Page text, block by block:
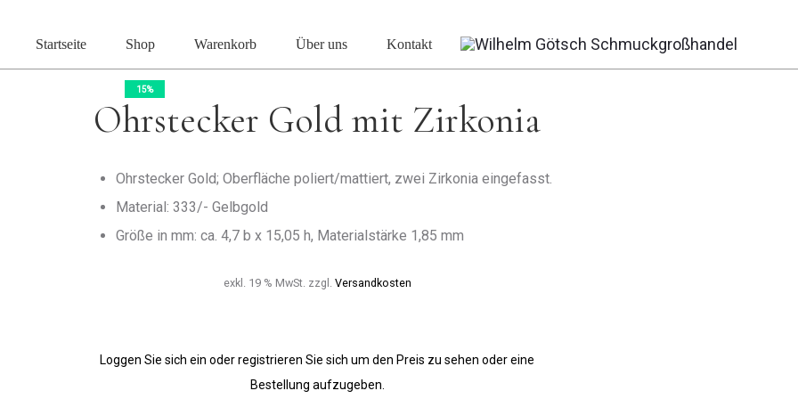
Startseite Shop Warenkorb Über uns Kontakt
15%
Ohrstecker Gold mit Zirkonia
Ohrstecker Gold; Oberfläche poliert/mattiert, zwei Zirkonia eingefasst.
Material: 333/- Gelbgold
Größe in mm: ca. 4,7 b x 15,05 h, Materialstärke 1,85 mm
exkl. 19 % MwSt. zzgl. Versandkosten
Loggen Sie sich ein oder registrieren Sie sich um den Preis zu sehen oder eine
Bestellung aufzugeben.